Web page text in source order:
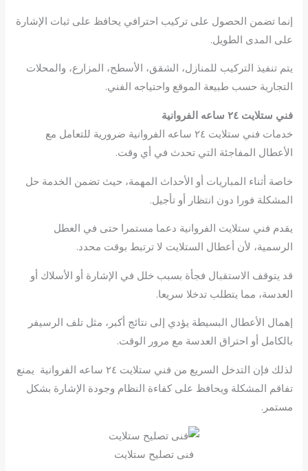
إنما تضمن الحصول على تركيب احترافي يحافظ على ثبات الإشارة
على المدى الطويل.
يتم تنفيذ التركيب للمنازل، الشقق، الأسطح، المزارع، والمحلات
التجارية حسب طبيعة الموقع واحتياجه الفني.
فني ستلايت ٢٤ ساعه الفروانية
خدمات فني ستلايت ٢٤ ساعه الفروانية ضرورية للتعامل مع
الأعطال المفاجئة التي تحدث في أي وقت.
خاصة أثناء المباريات أو الأحداث المهمة، حيث تضمن الخدمة حل
المشكلة فورا دون انتظار أو تأجيل.
يقدم فني ستلايت الفروانية دعما مستمرا حتى في العطل
الرسمية، لأن أعطال الستلايت لا ترتبط بوقت محدد.
قد يتوقف الاستقبال فجأة بسبب خلل في الإشارة أو الأسلاك أو
العدسة، مما يتطلب تدخلا سريعا.
إهمال الأعطال البسيطة يؤدي إلى نتائج أكبر، مثل تلف الرسيفر
بالكامل أو احتراق العدسة مع مرور الوقت.
لذلك فإن التدخل السريع من فني ستلايت ٢٤ ساعه الفروانية يمنع
تفاقم المشكلة ويحافظ على كفاءة النظام وجودة الإشارة بشكل
مستمر.
فنى تصليح ستلايت